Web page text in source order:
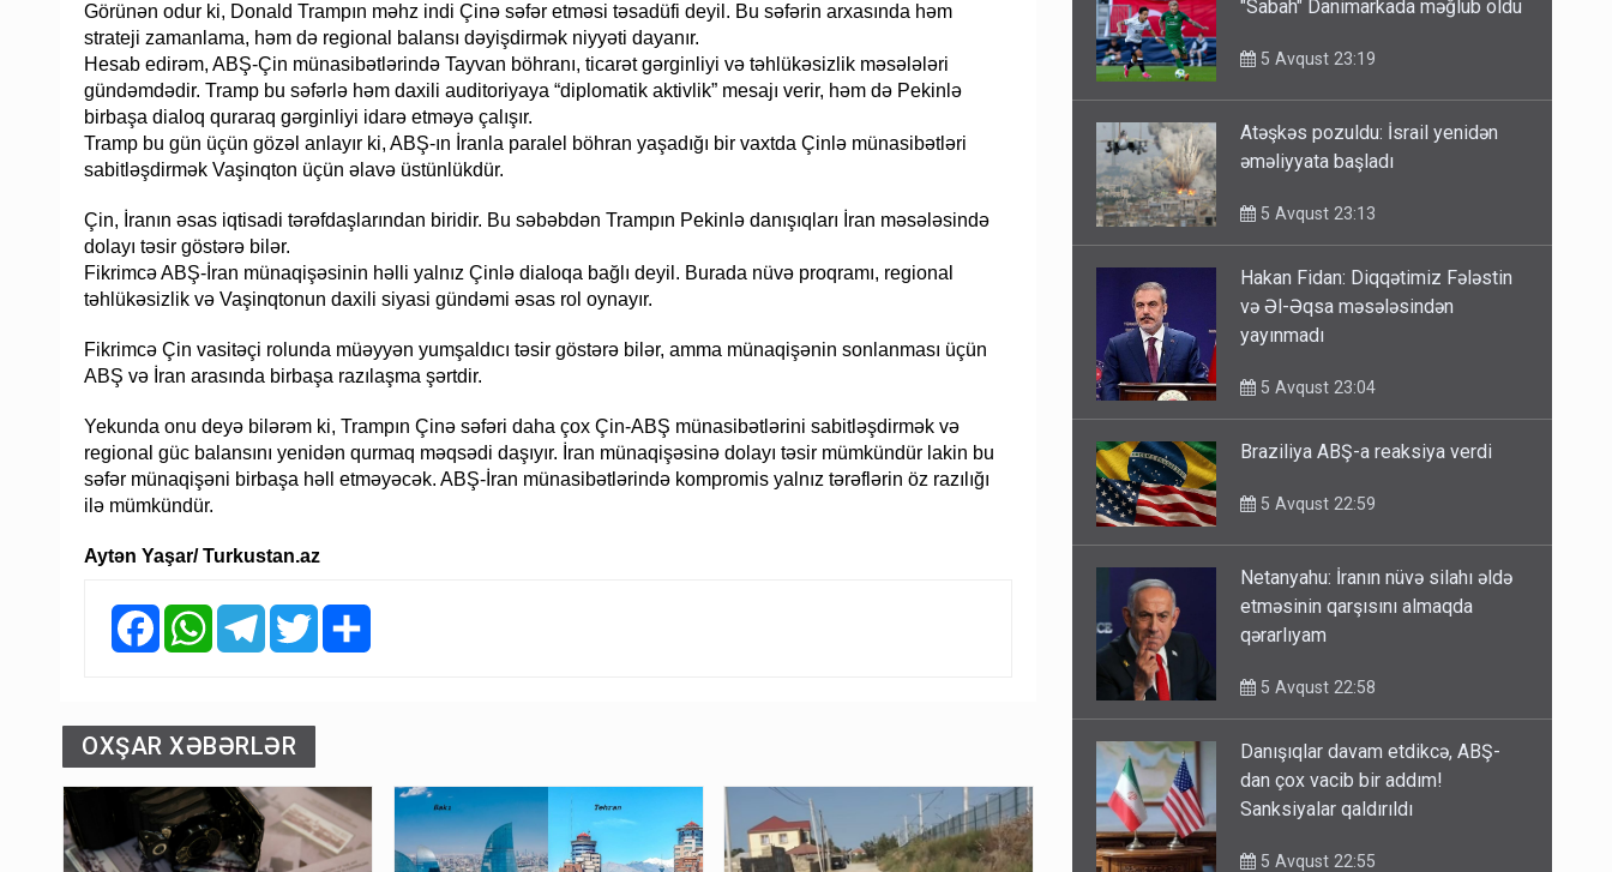
Görünən odur ki, Donald Trampın məhz indi Çinə səfər etməsi təsadüfi deyil. Bu səfərin arxasında həm
strateji zamanlama, həm də regional balansı dəyişdirmək niyyəti dayanır.
Hesab edirəm, ABŞ-Çin münasibətlərində Tayvan böhranı, ticarət gərginliyi və təhlükəsizlik məsələləri
gündəmdədir. Tramp bu səfərlə həm daxili auditoriyaya “diplomatik aktivlik” mesajı verir, həm də Pekinlə
birbaşa dialoq quraraq gərginliyi idarə etməyə çalışır.
Tramp bu gün üçün gözəl anlayır ki, ABŞ-ın İranla paralel böhran yaşadığı bir vaxtda Çinlə münasibətləri
sabitləşdirmək Vaşinqton üçün əlavə üstünlükdür.
Çin, İranın əsas iqtisadi tərəfdaşlarından biridir. Bu səbəbdən Trampın Pekinlə danışıqları İran məsələsində
dolayı təsir göstərə bilər.
Fikrimcə ABŞ-İran münaqişəsinin həlli yalnız Çinlə dialoqa bağlı deyil. Burada nüvə proqramı, regional
təhlükəsizlik və Vaşinqtonun daxili siyasi gündəmi əsas rol oynayır.
Fikrimcə Çin vasitəçi rolunda müəyyən yumşaldıcı təsir göstərə bilər, amma münaqişənin sonlanması üçün
ABŞ və İran arasında birbaşa razılaşma şərtdir.
Yekunda onu deyə bilərəm ki, Trampın Çinə səfəri daha çox Çin-ABŞ münasibətlərini sabitləşdirmək və
regional güc balansını yenidən qurmaq məqsədi daşıyır. İran münaqişəsinə dolayı təsir mümkündür lakin bu
səfər münaqişəni birbaşa həll etməyəcək. ABŞ-İran münasibətlərində kompromis yalnız tərəflərin öz razılığı
ilə mümkündür.
Aytən Yaşar/ Turkustan.az
FacebookWhatsAppTelegramTwitter
OXŞAR XƏBƏRLƏR
Atəşkəs pozuldu: İsrail yenidən
Hakan Fidan: Diqqətimiz Fələstin
və Əl-Əqsa məsələsindən
Netanyahu: İranın nüvə silahı əldə
etməsinin qarşısını almaqda
Danışıqlar davam etdikcə, ABŞ-
dan çox vacib bir addım!